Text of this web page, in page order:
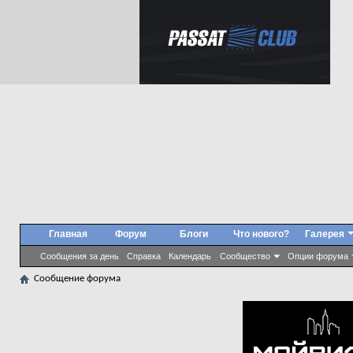
Главная Форум
Сообщения за день Справка Календарь Сообщество Опции форума
Блоги Что нового? Галерея
Сообщение форума